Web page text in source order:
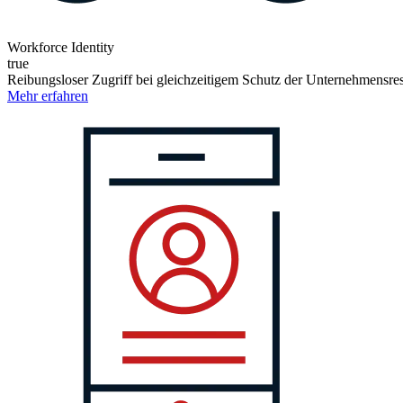
Workforce Identity
true
Reibungsloser Zugriff bei gleichzeitigem Schutz der
Mehr erfahren